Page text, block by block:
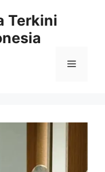
Terkini
Menu